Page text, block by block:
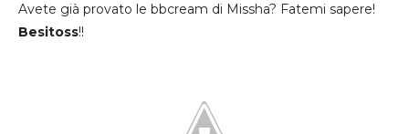
Avete già provato le bbcream di Missha? Fatemi sapere!
Besitoss!!